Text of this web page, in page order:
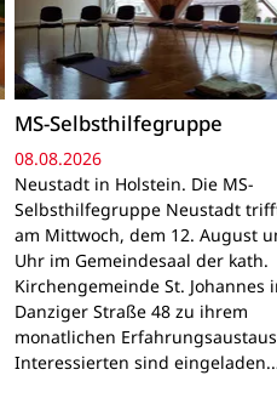
MS-Selbsthilfegruppe
08.08.2026
Neustadt in Holstein. Die MS-
Selbsthilfegruppe Neustadt
am Mittwoch, dem 12. August
Uhr im Gemeindesaal der kath.
Kirchengemeinde St. Johannes
Danziger Straße 48 zu ihrem
monatlichen
Interessierten sind